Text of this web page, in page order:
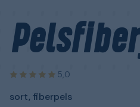
5,0
sort, fiberpels